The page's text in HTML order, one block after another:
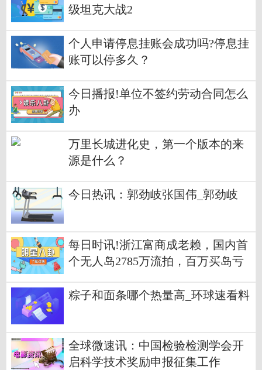
级坦克大战2
个人申请停息挂账会成功吗?停息挂
账可以停多久？
今日播报!单位不签约劳动合同怎么
办
万里长城进化史，第一个版本的来
源是什么？
今日热讯：郭劲岐张国伟_郭劲岐
每日时讯!浙江富商成老赖，国内首
个无人岛2785万流拍，百万买岛亏
粽子和面条哪个热量高_环球速看料
全球微速讯：中国检验检测学会开
启科学技术奖励申报征集工作